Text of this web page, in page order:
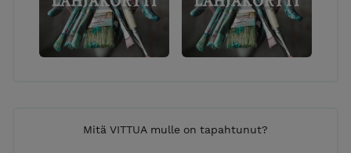
Mitä VITTUA mulle on tapahtunut?